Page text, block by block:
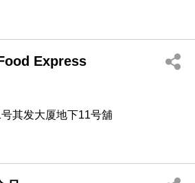
Express
其发大厦地下11号舖